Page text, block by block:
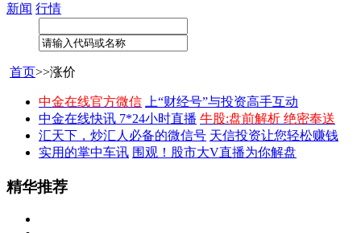
新闻 行情
首页>>涨价
中金在线官方微信
上“财经号”与投资高手互动
中金在线快讯 7*24小时直播 牛股:盘前解析 绝密奉送
汇天下，炒汇人必备的微信号 天信投资让您轻松赚钱
实用的掌中车讯 围观！股市大V直播为你解盘
精华推荐